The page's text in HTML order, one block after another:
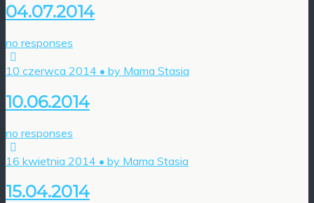
04.07.2014
no responses
10 czerwca 2014 • by Mama Stasia
10.06.2014
no responses
16 kwietnia 2014 • by Mama Stasia
15.04.2014